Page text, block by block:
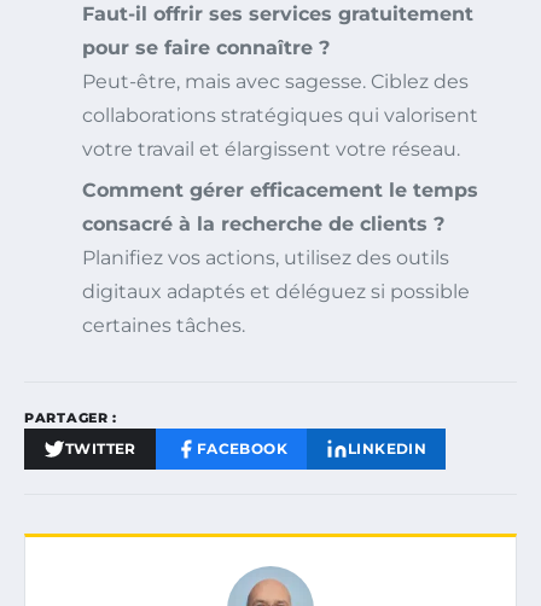
Faut-il offrir ses services gratuitement
pour se faire connaître ?
Peut-être, mais avec sagesse. Ciblez des
collaborations stratégiques qui valorisent
votre travail et élargissent votre réseau.
Comment gérer efficacement le temps
consacré à la recherche de clients ?
Planifiez vos actions, utilisez des outils
digitaux adaptés et déléguez si possible
certaines tâches.
PARTAGER :
TWITTER FACEBOOK LINKEDIN